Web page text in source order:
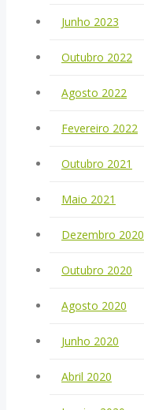
Junho 2023
Outubro 2022
Agosto 2022
Fevereiro 2022
Outubro 2021
Maio 2021
Dezembro 2020
Outubro 2020
Agosto 2020
Junho 2020
Abril 2020